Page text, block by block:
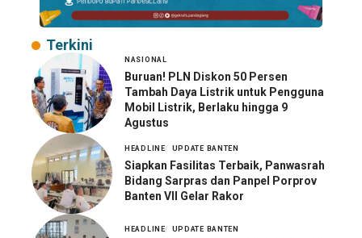
Terkini
NASIONAL
Buruan! PLN Diskon 50 Persen
Tambah Daya Listrik untuk Pengguna
Mobil Listrik, Berlaku hingga 9
Agustus
HEADLINE UPDATE BANTEN
Siapkan Fasilitas Terbaik, Panwasrah
Bidang Sarpras dan Panpel Porprov
Banten VII Gelar Rakor
HEADLINE UPDATE BANTEN